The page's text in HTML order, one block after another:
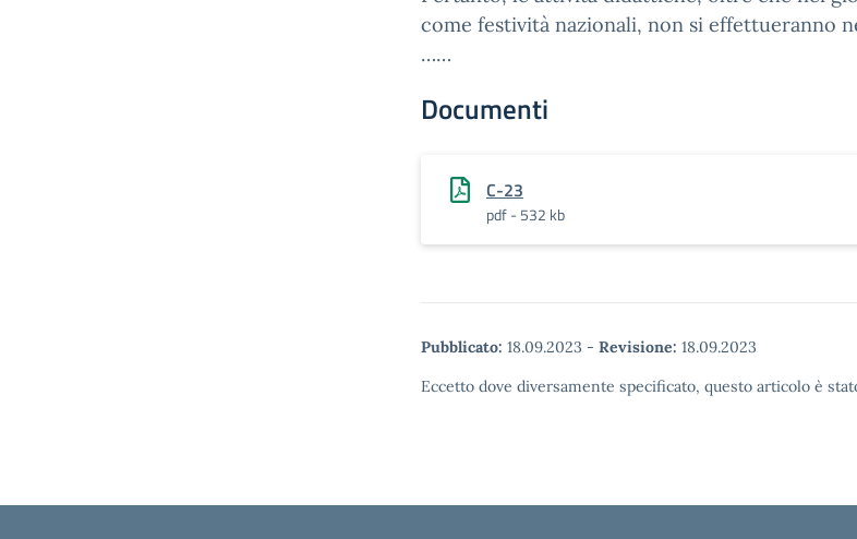
come festività nazionali, non si effettueranno
……
Documenti
C-23
pdf - 532 kb
Pubblicato: 18.09.2023 - Revisione: 18.09.2023
Eccetto dove diversamente specificato, questo articolo è